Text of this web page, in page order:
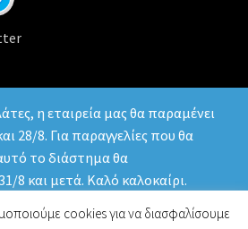
η εταιρεία μας θα παραμένει
28/8. Για παραγγελίες που θα
το διάστημα θα
8 και μετά. Καλό καλοκαίρι.
lamps & accessories
cookies για να διασφαλίσουμε